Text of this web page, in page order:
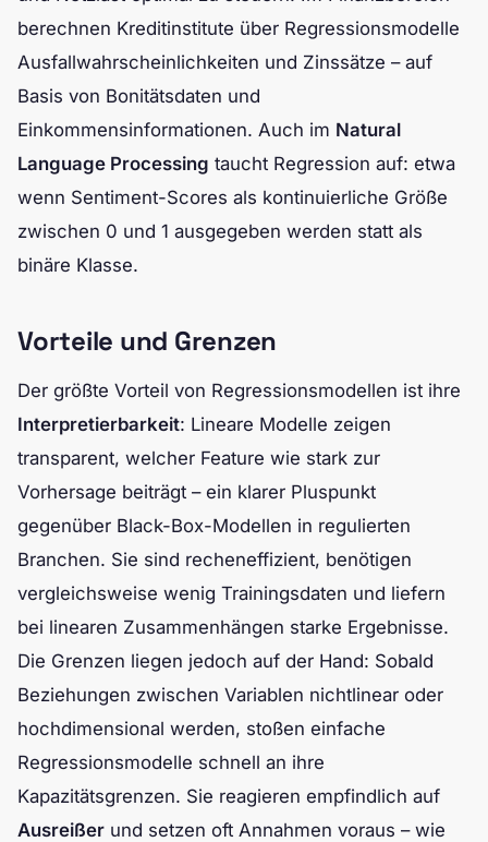
berechnen Kreditinstitute über Regressionsmodelle
Ausfallwahrscheinlichkeiten und Zinssätze – auf
Basis von Bonitätsdaten und
Einkommensinformationen. Auch im Natural
Language Processing taucht Regression auf: etwa
wenn Sentiment-Scores als kontinuierliche Größe
zwischen 0 und 1 ausgegeben werden statt als
binäre Klasse.
Vorteile und Grenzen
Der größte Vorteil von Regressionsmodellen ist ihre
Interpretierbarkeit: Lineare Modelle zeigen
transparent, welcher Feature wie stark zur
Vorhersage beiträgt – ein klarer Pluspunkt
gegenüber Black-Box-Modellen in regulierten
Branchen. Sie sind recheneffizient, benötigen
vergleichsweise wenig Trainingsdaten und liefern
bei linearen Zusammenhängen starke Ergebnisse.
Die Grenzen liegen jedoch auf der Hand: Sobald
Beziehungen zwischen Variablen nichtlinear oder
hochdimensional werden, stoßen einfache
Regressionsmodelle schnell an ihre
Kapazitätsgrenzen. Sie reagieren empfindlich auf
Ausreißer und setzen oft Annahmen voraus – wie